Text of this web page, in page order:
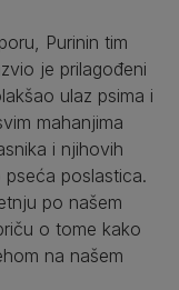
Purinin tim
je prilagođeni
ulaz psima i
mahanjima
i njihovih
pseća poslastica.
po našem
o tome kako
na našem